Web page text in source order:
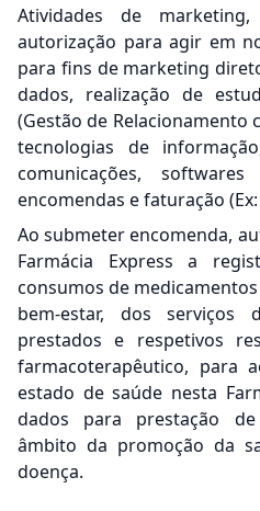
Atividades de
autorização para agir em
para fins de marketing
dados, realização de
(Gestão de Relacionamento
tecnologias de
comunicações,
encomendas e faturação
Ao submeter encomenda,
Farmácia Express a
consumos de
bem-estar, dos
prestados e respetivos
farmacoterapêutico, para
estado de saúde nesta
dados para prestação
âmbito da promoção da
doença.